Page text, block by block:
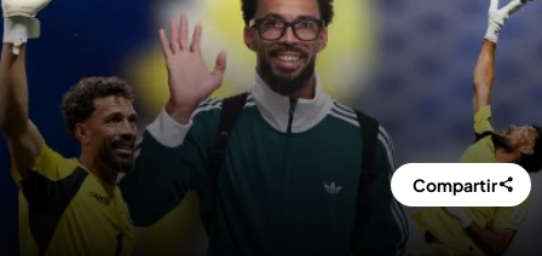
Compartir